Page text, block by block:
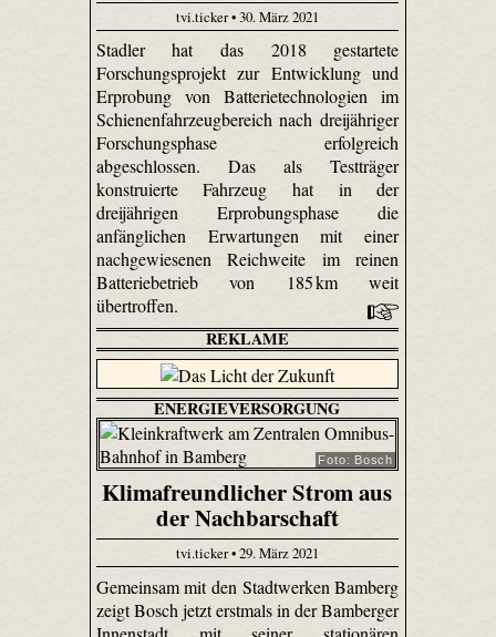
tvi.ticker • 30. März 2021
Stadler hat das 2018 gestartete
Forschungsprojekt zur Entwicklung und
Erprobung von Batterietechnologien im
Schienenfahrzeugbereich nach dreijähriger
Forschungsphase erfolgreich
abgeschlossen. Das als Testträger
konstruierte Fahrzeug hat in der
dreijährigen Erprobungsphase die
anfänglichen Erwartungen mit einer
nachgewiesenen Reichweite im reinen
Batteriebetrieb von 185 km weit
übertroffen.
REKLAME
ENERGIEVERSORGUNG
Foto: Bosch
Klimafreundlicher Strom aus
der Nachbarschaft
tvi.ticker • 29. März 2021
Gemeinsam mit den Stadtwerken Bamberg
zeigt Bosch jetzt erstmals in der Bamberger